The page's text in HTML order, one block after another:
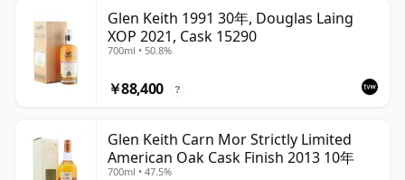
Glen Keith 1991 30年, Douglas Laing
XOP 2021, Cask 15290
700ml • 50.8%
￥88,400 ?
Glen Keith Carn Mor Strictly Limited
American Oak Cask Finish 2013 10年
700ml • 47.5%